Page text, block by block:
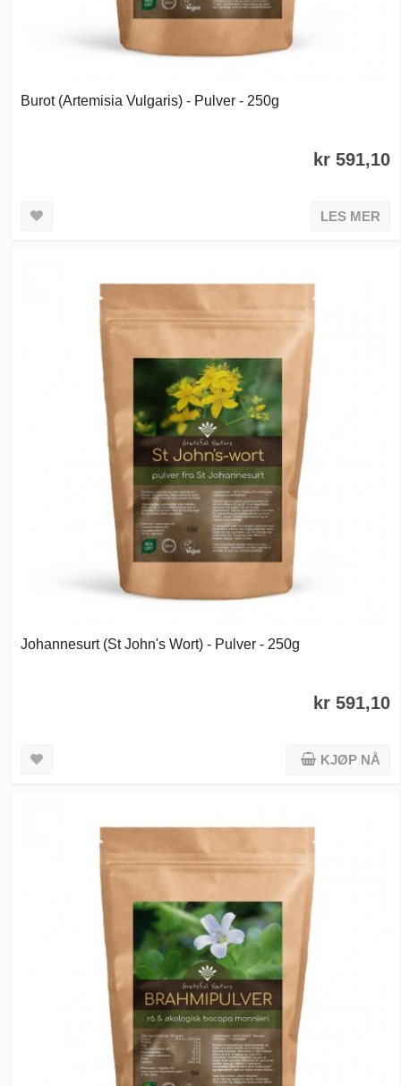
Burot (Artemisia Vulgaris) - Pulver - 250g
kr 591,10
LES MER
Johannesurt (St John's Wort) - Pulver - 250g
kr 591,10
KJØP NÅ